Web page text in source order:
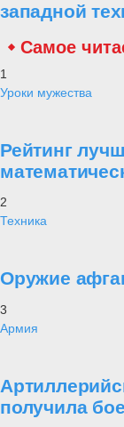
западной
Самое
1
Уроки мужества
Рейтинг
2
Техника
Оружие
3
Армия
получила